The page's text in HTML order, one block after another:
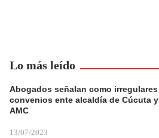
Lo más leído
Abogados señalan como irregulares
convenios ente alcaldía de Cúcuta y
AMC
13/07/2023